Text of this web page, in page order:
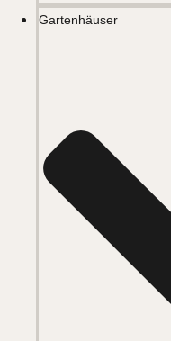
Gartenhäuser